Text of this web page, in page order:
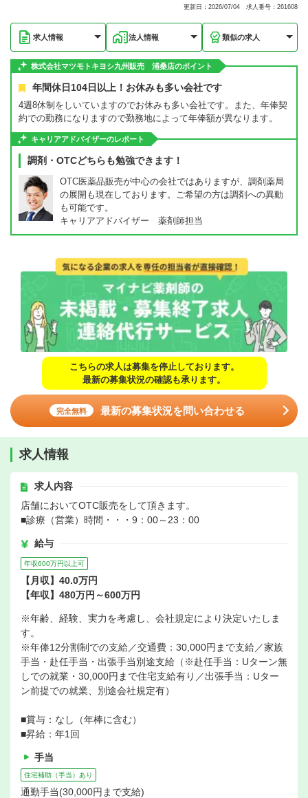
更新日：2026/07/04 求人番号：261608
求人情報 法人情報 類似の求人
株式会社マツモトキヨシ九州販売 浦桑店のポイント
年間休日104日以上！お休みも多い会社です
4週8休制をしいていますのでお休みも多い会社です。また、年俸契
約での勤務になりますので勤務地によって年俸額が異なります。
キャリアアドバイザーのレポート
調剤・OTCどちらも勉強できます！
OTC医薬品販売が中心の会社ではありますが、調剤薬局
の展開も現在しております。ご希望の方は調剤への異動
も可能です。
キャリアアドバイザー 薬剤師担当
こちらの求人は募集を停止しております。
最新の募集状況の確認も承ります。
完全無料 最新の募集状況を問い合わせる
求人情報
求人内容
店舗においてOTC販売をして頂きます。
■診療（営業）時間・・・9：00～23：00
給与
年収600万円以上可
【月収】40.0万円
【年収】480万円～600万円
※年齢、経験、実力を考慮し、会社規定により決定いたしま
す。
※年俸12分割制での支給／交通費：30,000円まで支給／家族
手当・赴任手当・出張手当別途支給（※赴任手当：Uターン無
しでの就業・30,000円まで住宅支給有り／出張手当：Uター
ン前提での就業、別途会社規定有）
■賞与：なし（年棒に含む）
■昇給：年1回
手当
住宅補助（手当）あり
通勤手当(30,000円まで支給)